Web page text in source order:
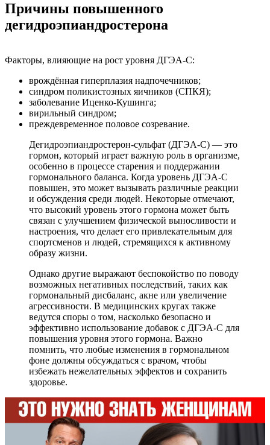
Причины повышенного
дегидроэпиандростерона
Факторы, влияющие на рост уровня ДГЭА-С:
врождённая гиперплазия надпочечников;
синдром поликистозных яичников (СПКЯ);
заболевание Иценко-Кушинга;
вирильный синдром;
преждевременное половое созревание.
Дегидроэпиандростерон-сульфат (ДГЭА-С) — это
гормон, который играет важную роль в организме,
особенно в процессе старения и поддержании
гормонального баланса. Когда уровень ДГЭА-С
повышен, это может вызывать различные реакции
и обсуждения среди людей. Некоторые отмечают,
что высокий уровень этого гормона может быть
связан с улучшением физической выносливости и
настроения, что делает его привлекательным для
спортсменов и людей, стремящихся к активному
образу жизни.
Однако другие выражают беспокойство по поводу
возможных негативных последствий, таких как
гормональный дисбаланс, акне или увеличение
агрессивности. В медицинских кругах также
ведутся споры о том, насколько безопасно и
эффективно использование добавок с ДГЭА-С для
повышения уровня этого гормона. Важно
помнить, что любые изменения в гормональном
фоне должны обсуждаться с врачом, чтобы
избежать нежелательных эффектов и сохранить
здоровье.